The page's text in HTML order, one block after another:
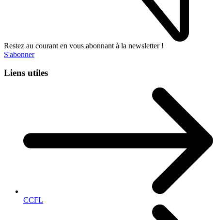
Restez au courant en vous abonnant à la newsletter !
S'abonner
Liens utiles
CCFL